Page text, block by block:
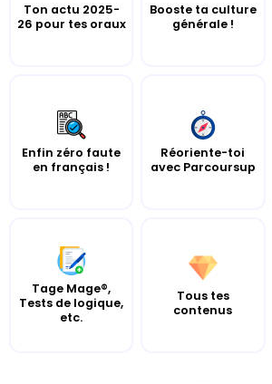
Ton actu 2025-
26 pour tes oraux
Booste ta culture
générale !
Enfin zéro faute
en français !
Réoriente-toi
avec Parcoursup
Tage Mage®,
Tests de logique,
etc.
Tous tes
contenus